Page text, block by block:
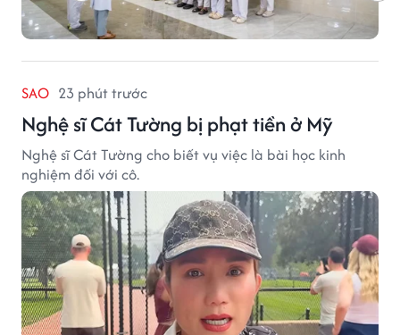
SAO 23 phút trước
Nghệ sĩ Cát Tường bị phạt tiền ở Mỹ
Nghệ sĩ Cát Tường cho biết vụ việc là bài học kinh
nghiệm đối với cô.